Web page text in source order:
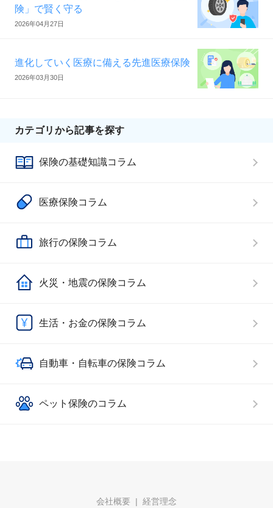
険」で賢く守る
2026年04月27日
進化していく医療に備える先進医療保険
2026年03月30日
カテゴリから記事を探す
保険の基礎知識コラム
医療保険コラム
旅行の保険コラム
火災・地震の保険コラム
生活・お金の保険コラム
自動車・自転車の保険コラム
ペット保険のコラム
会社概要 経営理念